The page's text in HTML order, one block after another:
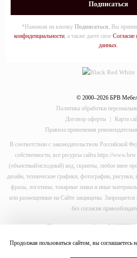
*Нажимая на кнопку Подписаться, Вы
конфиденциальности, а также даете свое Согласие
данных.
© 2000–2026 БРВ
Политика обработки
Договор оферты
Карта
Правила применения
В соответствии с законодательством Российской
собственности, все ресурсы сайта https://
(объектный/исходный) код, скрипты, любое иное
дизайн, технические графики, фотографии, рисунки,
фразы, логотипы, товарные знаки и иные
или размещенные на Сайте защищены. Запрещается
без согласия
This site is protected by reCAPTCHA
Продолжая пользоваться сайтом, вы соглашаетесь